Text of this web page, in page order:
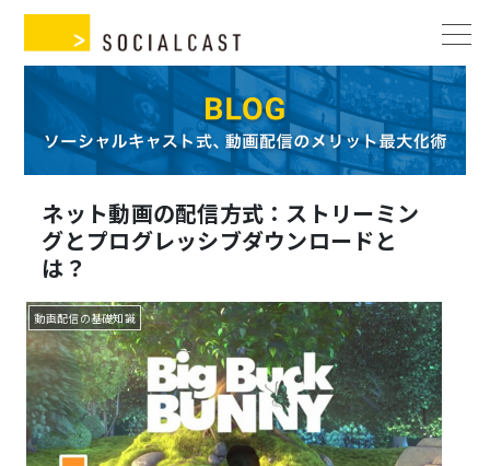
ネット動画の配信方式：ストリーミン
グとプログレッシブダウンロードと
は？
動画配信の基礎知識